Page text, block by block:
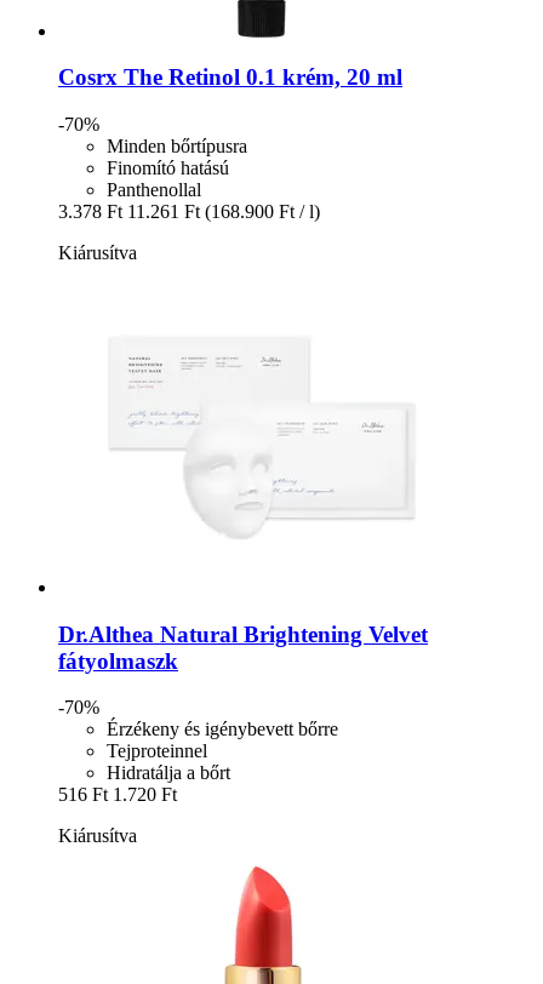
Cosrx The Retinol 0.1 krém, 20 ml
-70%
Minden bőrtípusra
Finomító hatású
Panthenollal
3.378 Ft 11.261 Ft (168.900 Ft / l)
Kiárusítva
Dr.Althea Natural Brightening Velvet
fátyolmaszk
-70%
Érzékeny és igénybevett bőrre
Tejproteinnel
Hidratálja a bőrt
516 Ft 1.720 Ft
Kiárusítva